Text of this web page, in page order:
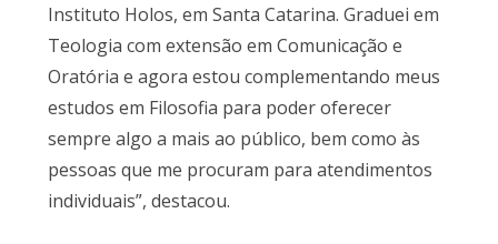
Instituto Holos, em Santa Catarina. Graduei em
Teologia com extensão em Comunicação e
Oratória e agora estou complementando meus
estudos em Filosofia para poder oferecer
sempre algo a mais ao público, bem como às
pessoas que me procuram para atendimentos
individuais”, destacou.